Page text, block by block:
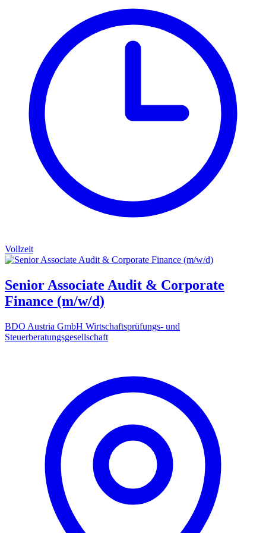
Vollzeit
Senior Associate Audit & Corporate
Finance (m/w/d)
BDO Austria GmbH Wirtschaftsprüfungs- und
Steuerberatungsgesellschaft